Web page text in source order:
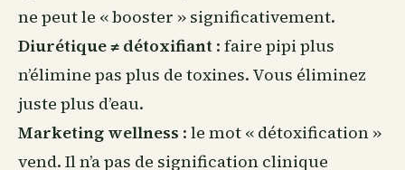
ne peut le « booster » significativement.
Diurétique ≠ détoxifiant : faire pipi plus
n’élimine pas plus de toxines. Vous éliminez
juste plus d’eau.
Marketing wellness : le mot « détoxification »
vend. Il n’a pas de signification clinique